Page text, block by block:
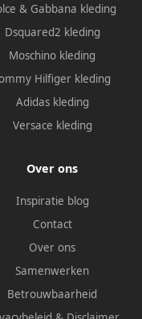
& Gabbana kleding
Dsquared2 kleding
Moschino kleding
Hilfiger kleding
Adidas kleding
Versace kleding
Over ons
Inspiratie blog
Contact
Over ons
Samenwerken
Betrouwbaarheid